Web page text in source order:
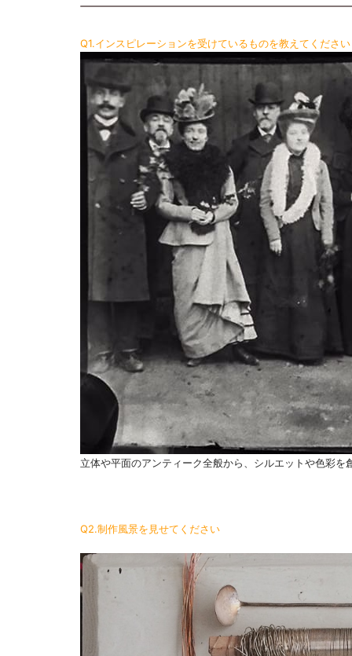
Q1.インスピレーションを受けているものを教えてください
立体や平面のアンティーク全般から、シルエットや色彩を
Q2.制作風景を見せてください